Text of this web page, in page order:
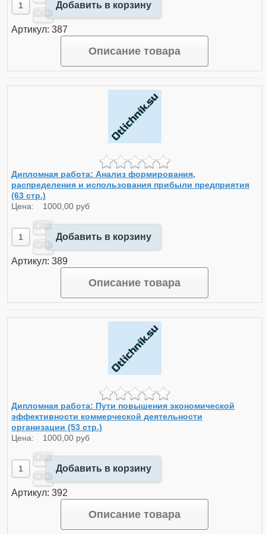
Добавить в корзину
Артикул: 387
Описание товара
Дипломная работа: Анализ формирования,
распределения и использования прибыли предприятия
(63 стр.)
Цена: 1000,00 руб
Добавить в корзину
Артикул: 389
Описание товара
Дипломная работа: Пути повышения экономической
эффективности коммерческой деятельности
организации (53 стр.)
Цена: 1000,00 руб
Добавить в корзину
Артикул: 392
Описание товара